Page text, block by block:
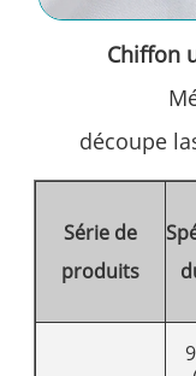
Chiffon
découpe
Série de
produits